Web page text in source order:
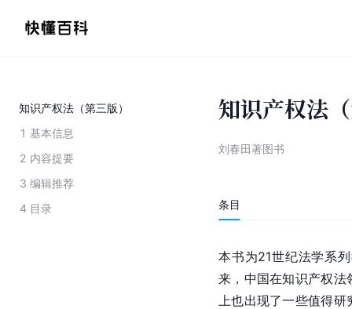
知识产权法（第三版）
1 基本信息
2 内容提要
3 编辑推荐
4 目录
知识产权法
刘春田著图书
条目
本书为21世纪法学系
来，中国在知识产权法
上也出现了一些值得